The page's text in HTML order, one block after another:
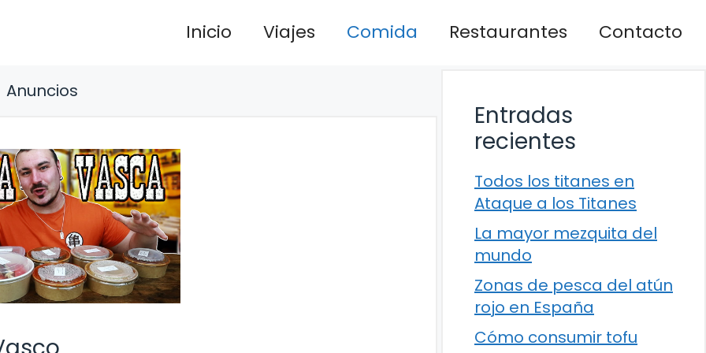
Inicio Viajes Comida Restaurantes Contacto
Anuncios
Entradas
recientes
Todos los titanes en
Ataque a los Titanes
La mayor mezquita del
mundo
Zonas de pesca del atún
rojo en España
Cómo consumir tofu